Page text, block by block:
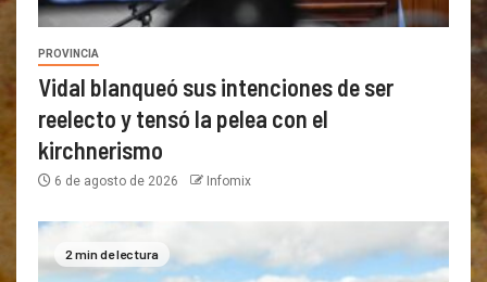
PROVINCIA
Vidal blanqueó sus intenciones de ser
reelecto y tensó la pelea con el
kirchnerismo
6 de agosto de 2026 Infomix
2 min de lectura